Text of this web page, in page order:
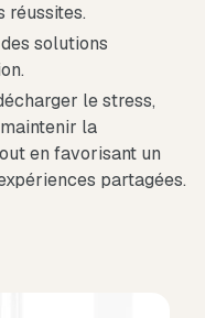
réussites.
solutions
le stress,
la
en favorisant un
partagées.